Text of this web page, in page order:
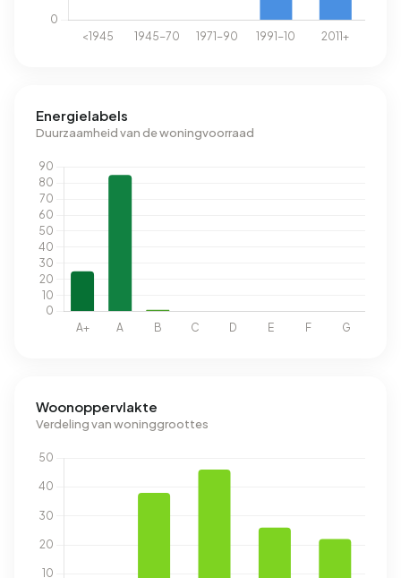
Energielabels
Duurzaamheid van de woningvoorraad
Woonoppervlakte
Verdeling van woninggroottes